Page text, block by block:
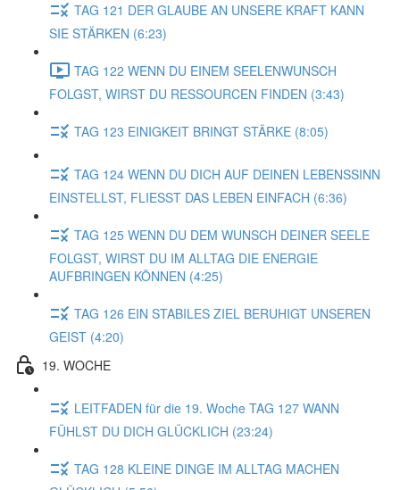
TAG 121 DER GLAUBE AN UNSERE KRAFT KANN
SIE STÄRKEN (6:23)
TAG 122 WENN DU EINEM SEELENWUNSCH
FOLGST, WIRST DU RESSOURCEN FINDEN (3:43)
TAG 123 EINIGKEIT BRINGT STÄRKE (8:05)
TAG 124 WENN DU DICH AUF DEINEN LEBENSSINN
EINSTELLST, FLIESST DAS LEBEN EINFACH (6:36)
TAG 125 WENN DU DEM WUNSCH DEINER SEELE
FOLGST, WIRST DU IM ALLTAG DIE ENERGIE
AUFBRINGEN KÖNNEN (4:25)
TAG 126 EIN STABILES ZIEL BERUHIGT UNSEREN
GEIST (4:20)
19. WOCHE
LEITFADEN für die 19. Woche TAG 127 WANN
FÜHLST DU DICH GLÜCKLICH (23:24)
TAG 128 KLEINE DINGE IM ALLTAG MACHEN